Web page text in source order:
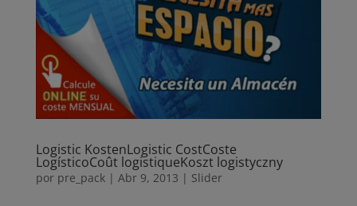
Logistic KostenLogistic CostCoste
LogísticoCoût logistiqueKoszt logistyczny
por pre_pack| Abr 9, 2013 | Slider